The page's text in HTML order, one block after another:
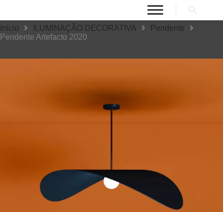
Início ILUMINAÇÃO DECORATIVA
Pendente
Pendente Artefacto 2020